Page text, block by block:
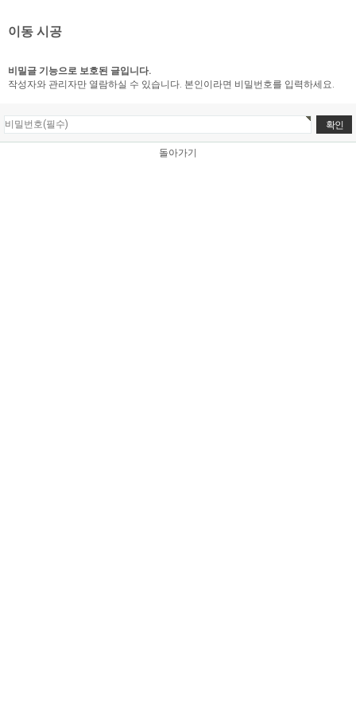
이동 시공
비밀글 기능으로 보호된 글입니다.
작성자와 관리자만 열람하실 수 있습니다. 본인이라면 비밀번호를 입력하세요.
돌아가기